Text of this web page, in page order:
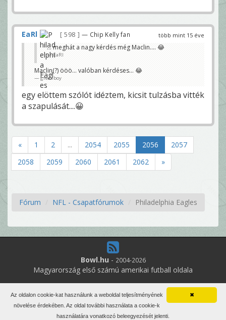
több mint 15 éve
EaRl 598 — Chip Kelly fan
... meghát a nagy kérdés még Maclin.... 😂
EaRl
Maclin(?) ööö… valóban kérdéses… 😂
greenboy
egy elöttem szólót idéztem, kicsit tulzásba vitték
a szapulását....😀
« 1 2 ... 2054 2055 2056
2057
2058
2059 2060 2061 2062 »
Fórum NFL - Csapatfórumok Philadelphia Eagles
Bowl.hu - 2004-2026
Magyarország első számú amerikai futball oldala
12
online felhasználó
Minden jog fenntartva. Írott anyagok újraközlése csak a szerző
engedélyével.
✖
Az oldalon cookie-kat használunk a weboldal teljesítményének
növelése érdekében. Az oldal további használata a cookie-k
használatára vonatkozó beleegyezését jelenti.